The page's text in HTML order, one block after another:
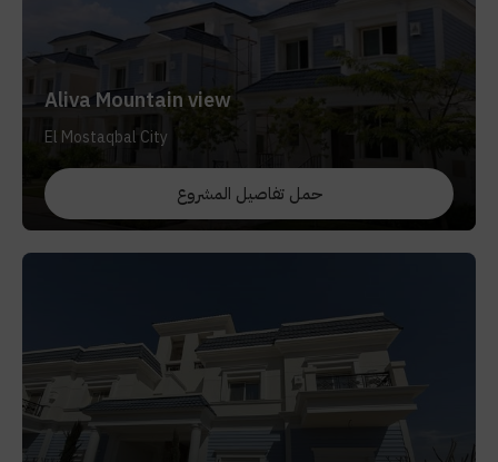
Aliva Mountain view
El Mostaqbal City
حمل تفاصيل المشروع